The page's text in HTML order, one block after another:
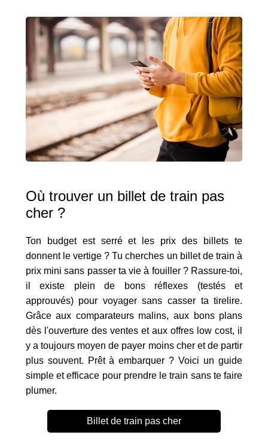
Où trouver un billet de train pas
cher ?
Ton budget est serré et les prix des billets te
donnent le vertige ? Tu cherches un billet de train à
prix mini sans passer ta vie à fouiller ? Rassure-toi,
il existe plein de bons réflexes (testés et
approuvés) pour voyager sans casser ta tirelire.
Grâce aux comparateurs malins, aux bons plans
dès l'ouverture des ventes et aux offres low cost, il
y a toujours moyen de payer moins cher et de partir
plus souvent. Prêt à embarquer ? Voici un guide
simple et efficace pour prendre le train sans te faire
plumer.
Billet de train pas cher